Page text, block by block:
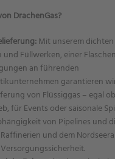
DrachenGas?
Mit unserem
und Füllwerken, einer
an führenden
garantieren
von Flüssiggas – egal
für Events oder saisonale
von Pipelines und
und dem